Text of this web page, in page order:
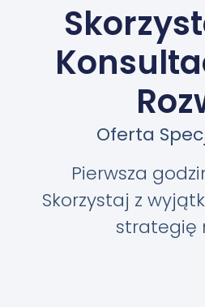
Oferta
Pierwsza
Skorzystaj z
strategię